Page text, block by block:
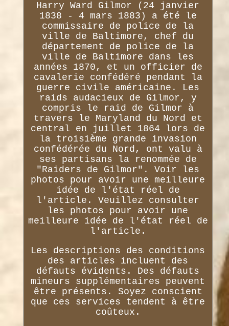
Harry Ward Gilmor (24 janvier
1838 - 4 mars 1883) a été le
commissaire de police de la
ville de Baltimore, chef du
département de police de la
ville de Baltimore dans les
années 1870, et un officier de
cavalerie confédéré pendant la
guerre civile américaine. Les
raids audacieux de Gilmor, y
compris le raid de Gilmor à
travers le Maryland du Nord et
central en juillet 1864 lors de
la troisième grande invasion
confédérée du Nord, ont valu à
ses partisans la renommée de
"Raiders de Gilmor". Voir les
photos pour avoir une meilleure
idée de l'état réel de
l'article. Veuillez consulter
les photos pour avoir une
meilleure idée de l'état réel de
l'article.
Les descriptions des conditions
des articles incluent des
défauts évidents. Des défauts
mineurs supplémentaires peuvent
être présents. Soyez conscient
que ces services tendent à être
coûteux.